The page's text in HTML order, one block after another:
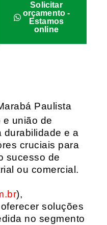
Solicitar
orçamento -
Estamos
online
Paulista
e união de
durabilidade e a
cruciais para
sucesso de
ou comercial.
),
soluções
no segmento